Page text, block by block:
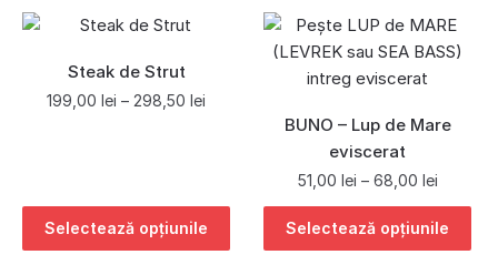
Steak de Strut
199,00lei – 298,50lei
Selectează opțiunile
BUNO – Lup de Mare
eviscerat
51,00 lei – 68,00 lei
Selectează opțiunile